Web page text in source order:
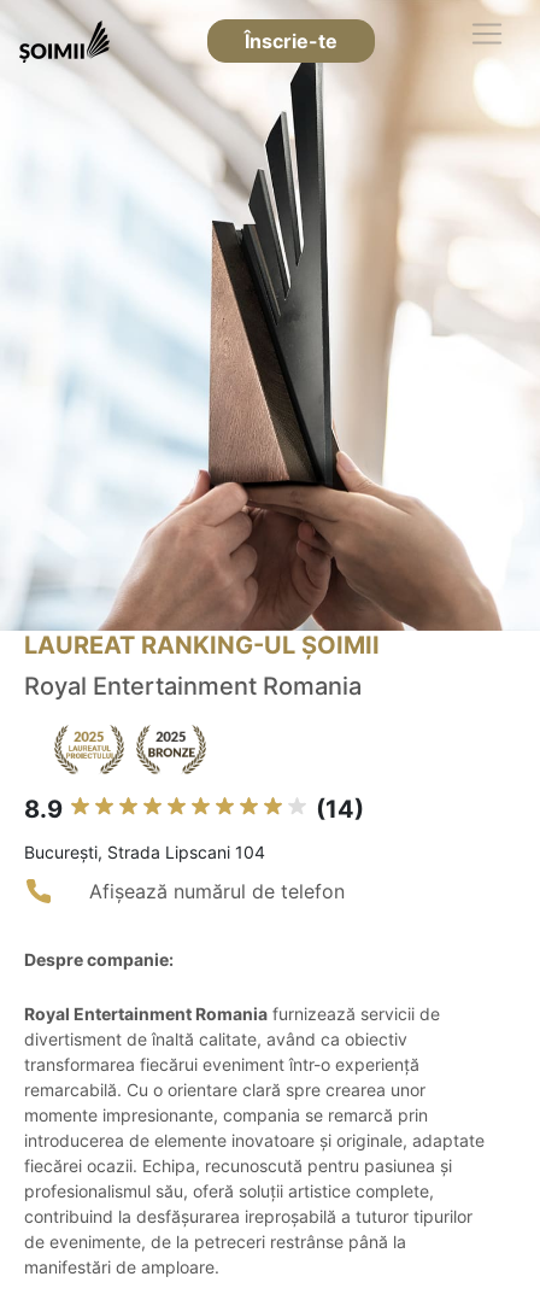
Înscrie-te
LAUREAT RANKING-UL ȘOIMII
Royal Entertainment Romania
8.9 (14)
Bucureşti, Strada Lipscani 104
Afișează numărul de telefon
Despre companie:
Royal Entertainment Romania furnizează servicii de
divertisment de înaltă calitate, având ca obiectiv
transformarea fiecărui eveniment într-o experiență
remarcabilă. Cu o orientare clară spre crearea unor
momente impresionante, compania se remarcă prin
introducerea de elemente inovatoare și originale, adaptate
fiecărei ocazii. Echipa, recunoscută pentru pasiunea și
profesionalismul său, oferă soluții artistice complete,
contribuind la desfășurarea ireproșabilă a tuturor tipurilor
de evenimente, de la petreceri restrânse până la
manifestări de amploare.